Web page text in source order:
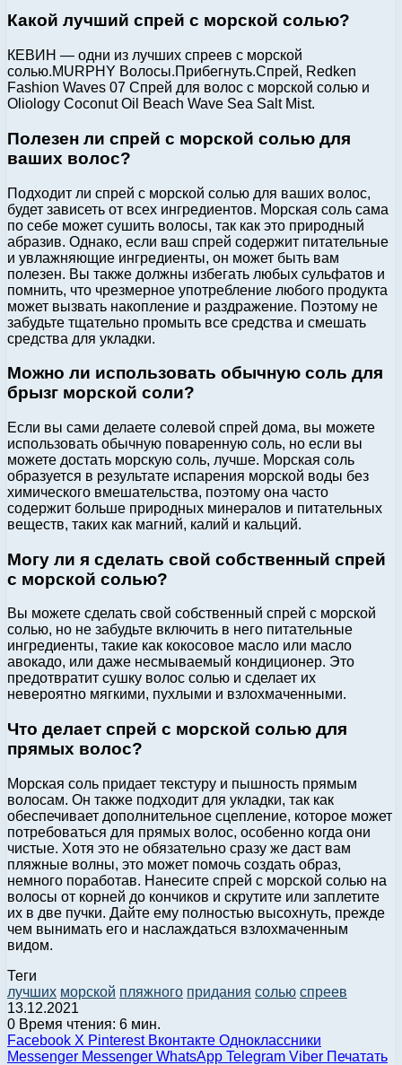
Какой лучший спрей с морской солью?
КЕВИН — одни из лучших спреев с морской
солью.MURPHY Волосы.Прибегнуть.Спрей, Redken
Fashion Waves 07 Спрей для волос с морской солью и
Oliology Coconut Oil Beach Wave Sea Salt Mist.
Полезен ли спрей с морской солью для
ваших волос?
Подходит ли спрей с морской солью для ваших волос,
будет зависеть от всех ингредиентов. Морская соль сама
по себе может сушить волосы, так как это природный
абразив. Однако, если ваш спрей содержит питательные
и увлажняющие ингредиенты, он может быть вам
полезен. Вы также должны избегать любых сульфатов и
помнить, что чрезмерное употребление любого продукта
может вызвать накопление и раздражение. Поэтому не
забудьте тщательно промыть все средства и смешать
средства для укладки.
Можно ли использовать обычную соль для
брызг морской соли?
Если вы сами делаете солевой спрей дома, вы можете
использовать обычную поваренную соль, но если вы
можете достать морскую соль, лучше. Морская соль
образуется в результате испарения морской воды без
химического вмешательства, поэтому она часто
содержит больше природных минералов и питательных
веществ, таких как магний, калий и кальций.
Могу ли я сделать свой собственный спрей
с морской солью?
Вы можете сделать свой собственный спрей с морской
солью, но не забудьте включить в него питательные
ингредиенты, такие как кокосовое масло или масло
авокадо, или даже несмываемый кондиционер. Это
предотвратит сушку волос солью и сделает их
невероятно мягкими, пухлыми и взлохмаченными.
Что делает спрей с морской солью для
прямых волос?
Морская соль придает текстуру и пышность прямым
волосам. Он также подходит для укладки, так как
обеспечивает дополнительное сцепление, которое может
потребоваться для прямых волос, особенно когда они
чистые. Хотя это не обязательно сразу же даст вам
пляжные волны, это может помочь создать образ,
немного поработав. Нанесите спрей с морской солью на
волосы от корней до кончиков и скрутите или заплетите
их в две пучки. Дайте ему полностью высохнуть, прежде
чем вынимать его и наслаждаться взлохмаченным
видом.
Теги
лучших морской пляжного придания солью спреев
13.12.2021
0 Время чтения: 6 мин.
Facebook X Pinterest Вконтакте Одноклассники
Messenger Messenger WhatsApp Telegram Viber Печатать